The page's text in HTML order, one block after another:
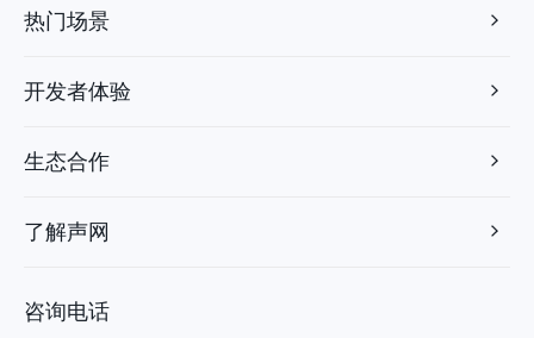
热门场景
开发者体验
生态合作
了解声网
咨询电话